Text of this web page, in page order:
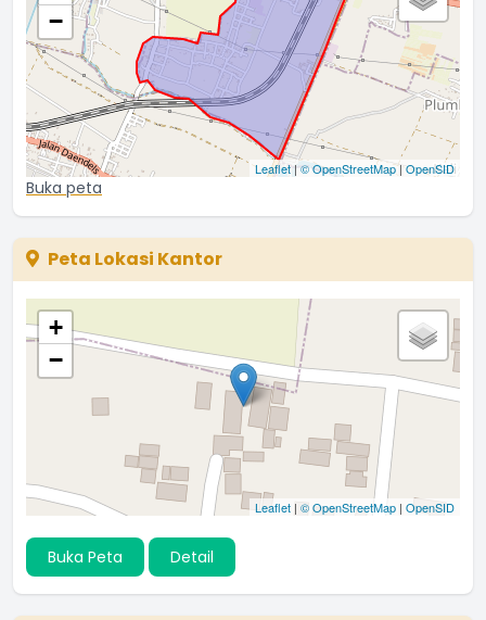
−
Leaflet|© OpenStreetMap|OpenSID
Buka peta
Peta Lokasi Kantor
+
−
Leaflet | © OpenStreetMap | OpenSID
Buka Peta Detail